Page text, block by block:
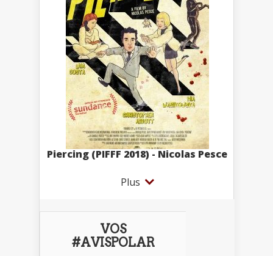
Piercing (PIFFF 2018) - Nicolas Pesce
Plus
VOS
#AVISPOLAR